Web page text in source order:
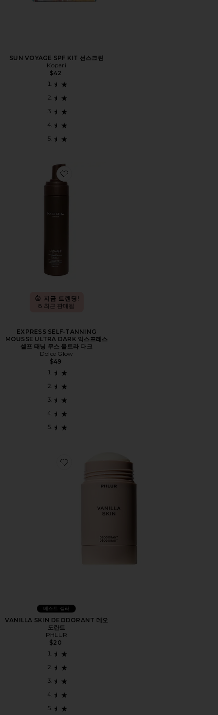
SUN VOYAGE SPF KIT 선스크린
Kopari
$42
Favorite EXPRESS SELF-TANNING MOUSSE ULTRA
지금 트렌딩!
8 최근 판매됨
EXPRESS SELF-TANNING
MOUSSE ULTRA DARK 익스프레스
셀프 태닝 무스 울트라 다크
Dolce Glow
$49
Favorite VANILLA SKIN DEODORANT 데오도란트
베스트 셀러
VANILLA SKIN DEODORANT 데오
도란트
PHLUR
$20